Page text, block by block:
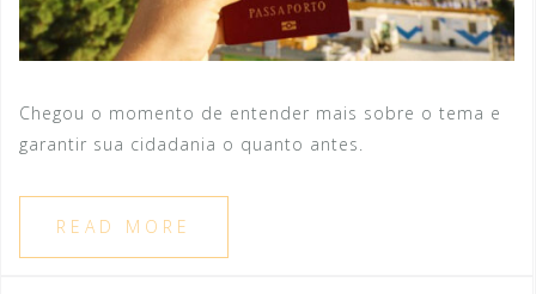
Chegou o momento de entender mais sobre o tema e
garantir sua cidadania o quanto antes.
READ MORE